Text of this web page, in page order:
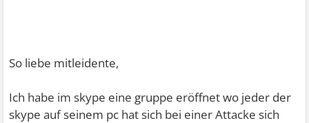
So liebe mitleidente,
Ich habe im skype eine gruppe eröffnet wo jeder der
skype auf seinem pc hat sich bei einer Attacke sich